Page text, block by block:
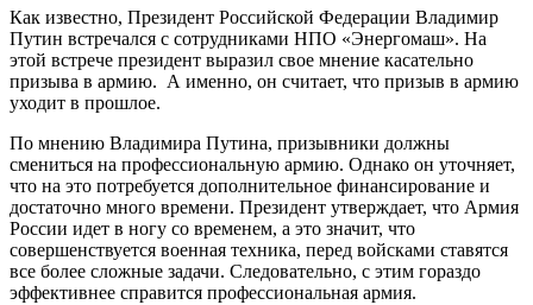
Как известно, Президент Российской Федерации Владимир
Путин встречался с сотрудниками НПО «Энергомаш». На
этой встрече президент выразил свое мнение касательно
призыва в армию. А именно, он считает, что призыв в армию
уходит в прошлое.
По мнению Владимира Путина, призывники должны
смениться на профессиональную армию. Однако он уточняет,
что на это потребуется дополнительное финансирование и
достаточно много времени. Президент утверждает, что Армия
России идет в ногу со временем, а это значит, что
совершенствуется военная техника, перед войсками ставятся
все более сложные задачи. Следовательно, с этим гораздо
эффективнее справится профессиональная армия.